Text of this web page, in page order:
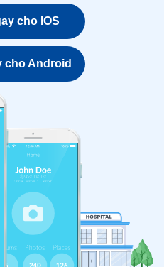
cho IOS
cho Android